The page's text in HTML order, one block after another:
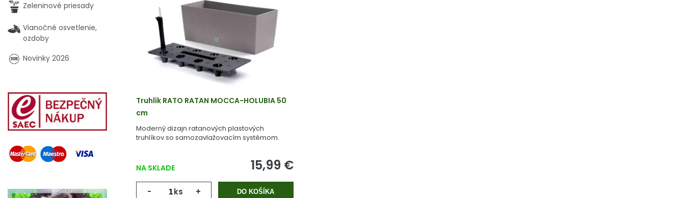
Truhlík RATO RATAN MOCCA-HOLUBIA 50
cm
Moderný dizajn ratanových plastových
truhlíkov so samozavlažovacím systémom.
NA SKLADE 15,99 €
- ks + DO KOŠÍKA
Zeleninové priesady
Vianočné osvetlenie,
ozdoby
Novinky 2026